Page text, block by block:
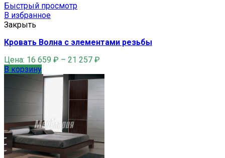
Быстрый просмотр
В избранное
Закрыть
Кровать Волна с элементами резьбы
Цена: 16 659 ₽ – 21 257 ₽
В корзину